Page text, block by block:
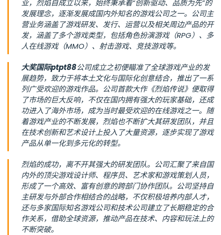
业，烈焰自成立以来，始终秉承着“创新驱动、品质为先”的
发展理念，逐渐发展成国内外知名的游戏公司之一。公司主
营业务涵盖了游戏研发、发行、运营以及相关周边产品的开
发，涵盖了多个游戏类型，包括角色扮演游戏（RPG）、多
人在线游戏（MMO）、射击游戏、竞技游戏等。
大奖国际ptpt88公司成立之初便瞄准了全球游戏产业的发
展趋势，致力于将本土文化与国际化创意结合，推出了一系
列广受欢迎的游戏作品。公司首款大作《烈焰传说》便取得
了市场的巨大反响，不仅在国内拥有强大的玩家基础，还成
功进入了海外市场，成为当时最受欢迎的在线游戏之一。随
着游戏产业的不断发展，烈焰也不断扩大其研发团队，并且
在技术创新和艺术设计上投入了大量资源，逐步实现了游戏
产品从单一化到多元化的转型。
烈焰的成功，离不开其强大的研发团队。公司汇聚了来自国
内外的顶尖游戏设计师、程序员、艺术家和游戏策划人员，
形成了一个高效、富有创意的跨部门协作团队。公司坚持自
主研发与外部合作相结合的战略，不仅积极培养内部人才，
还与多家国际知名游戏公司和技术公司建立了长期稳定的合
作关系，借助全球资源，推动产品在技术、内容和玩法上的
不断突破。